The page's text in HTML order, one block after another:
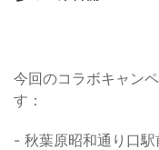
今回のコラボキャン
す：
- 秋葉原昭和通り口駅